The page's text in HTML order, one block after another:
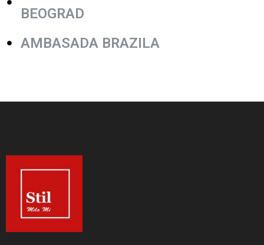
BEOGRAD
AMBASADA BRAZILA